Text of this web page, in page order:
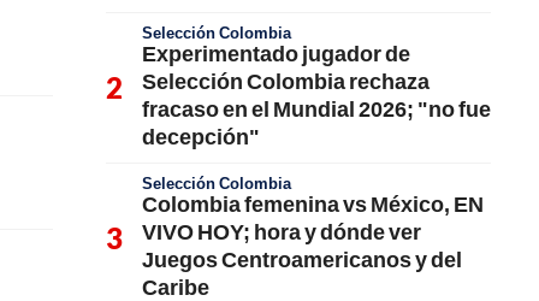
Selección Colombia
Experimentado jugador de
Selección Colombia rechaza
fracaso en el Mundial 2026; "no fue
decepción"
Selección Colombia
Colombia femenina vs México, EN
VIVO HOY; hora y dónde ver
Juegos Centroamericanos y del
Caribe